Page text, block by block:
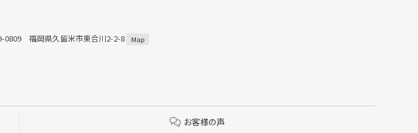
0809 福岡県久留米市東合川2-2-8 Map
お客様の声